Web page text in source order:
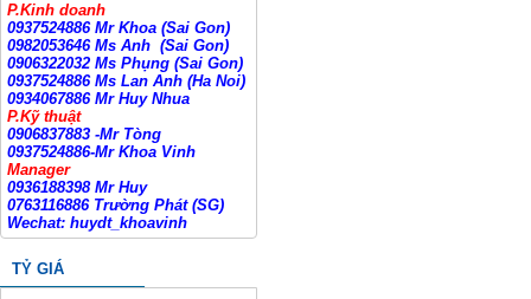
P.Kinh doanh
0937524886 Mr Khoa (Sai Gon)
0982053646 Ms Anh (Sai Gon)
0906322032 Ms Phụng (Sai Gon)
0937524886 Ms Lan Anh (Ha Noi)
0934067886 Mr Huy Nhua
P.Kỹ thuật
0906837883 -Mr Tòng
0937524886-Mr Khoa Vinh
Manager
0936188398 Mr Huy
0763116886 Trường Phát (SG)
Wechat: huydt_khoavinh
TỶ GIÁ